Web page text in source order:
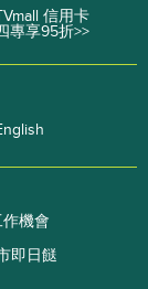
信用卡
專享95折>>
作機會
即日餸